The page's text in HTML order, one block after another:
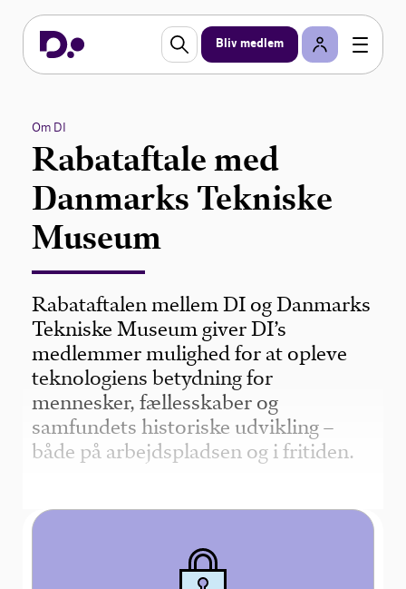
Bliv medlem
Om DI
Rabataftale med
Danmarks Tekniske
Museum
Rabataftalen mellem DI og Danmarks
Tekniske Museum giver DI’s
medlemmer mulighed for at opleve
teknologiens betydning for
mennesker, fællesskaber og
samfundets historiske udvikling –
både på arbejdspladsen og i fritiden.